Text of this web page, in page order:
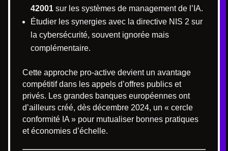
42001 sur les systèmes de management de l’IA.
Étudier les synergies avec la directive NIS 2 sur
la cybersécurité, souvent ignorée mais
complémentaire.
Cette approche pro-active devient un avantage
compétitif dans les appels d’offres publics et
privés. Les grandes banques européennes ont
d’ailleurs créé, dès décembre 2024, un « cercle
conformité IA » pour mutualiser bonnes pratiques
et économies d’échelle.